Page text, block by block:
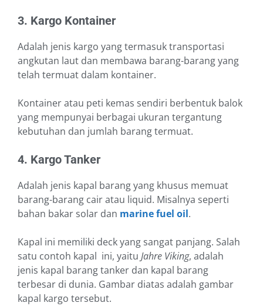
3. Kargo Kontainer
Adalah jenis kargo yang termasuk transportasi
angkutan laut dan membawa barang-barang yang
telah termuat dalam kontainer.
Kontainer atau peti kemas sendiri berbentuk balok
yang mempunyai berbagai ukuran tergantung
kebutuhan dan jumlah barang termuat.
4. Kargo Tanker
Adalah jenis kapal barang yang khusus memuat
barang-barang cair atau liquid. Misalnya seperti
bahan bakar solar dan marine fuel oil.
Kapal ini memiliki deck yang sangat panjang. Salah
satu contoh kapal ini, yaitu Jahre Viking, adalah
jenis kapal barang tanker dan kapal barang
terbesar di dunia. Gambar diatas adalah gambar
kapal kargo tersebut.